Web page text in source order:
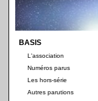
BASIS
L'association
Numéros parus
Les hors-série
Autres parutions